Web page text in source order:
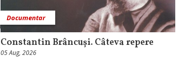
Documentar
Constantin Brâncuși. Câteva repere
05 Aug, 2026